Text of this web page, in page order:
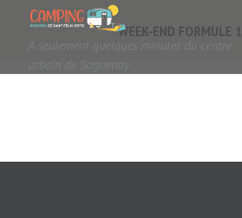
A seulement quelques minutes du centre
urbain de Saguenay
WEEK-END FORMULE 1